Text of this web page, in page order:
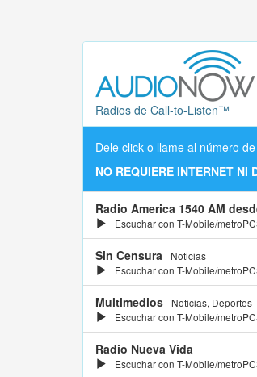
Radios de Call-to-Listen™
Dele click o llame al número
NO REQUIERE INTERNET NI
Radio America 1540 AM
Escuchar con T-Mobile/
Sin Censura
Noticias
Escuchar con T-Mobile/
Multimedios
Noticias, Deportes
Escuchar con T-Mobile/
Radio Nueva Vida
Escuchar con T-Mobile/